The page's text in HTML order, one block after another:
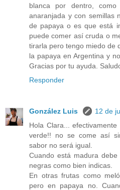
blanca por dentro,
anaranjada y con semillas
de papaya o es que está
puede comer así cruda o
tirarla pero tengo miedo de
la papaya en Argentina y
Gracias por tu ayuda.
Responder
González Luis
12 de
Hola Clara...
verde!! no se come así
sabor no será igual.
Cuando está madura
negras como bien indicas.
En otras frutas como
pero en papaya no.